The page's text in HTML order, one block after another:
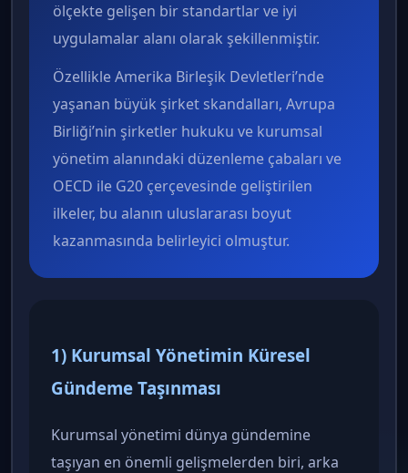
ölçekte gelişen bir standartlar ve iyi
uygulamalar alanı olarak şekillenmiştir.
Özellikle Amerika Birleşik Devletleri’nde
yaşanan büyük şirket skandalları, Avrupa
Birliği’nin şirketler hukuku ve kurumsal
yönetim alanındaki düzenleme çabaları ve
OECD ile G20 çerçevesinde geliştirilen
ilkeler, bu alanın uluslararası boyut
kazanmasında belirleyici olmuştur.
1) Kurumsal Yönetimin Küresel
Gündeme Taşınması
Kurumsal yönetimi dünya gündemine
taşıyan en önemli gelişmelerden biri, arka